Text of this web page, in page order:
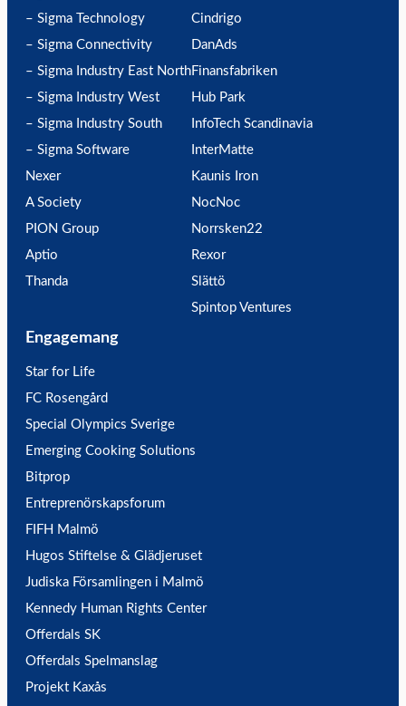
– Sigma Technology
– Sigma Connectivity
– Sigma Industry East North
– Sigma Industry West
– Sigma Industry South
– Sigma Software
Nexer
A Society
PION Group
Aptio
Thanda
Cindrigo
DanAds
Finansfabriken
Hub Park
InfoTech Scandinavia
InterMatte
Kaunis Iron
NocNoc
Norrsken22
Rexor
Slättö
Spintop Ventures
Engagemang
Star for Life
FC Rosengård
Special Olympics Sverige
Emerging Cooking Solutions
Bitprop
Entreprenörskapsforum
FIFH Malmö
Hugos Stiftelse & Glädjeruset
Judiska Församlingen i Malmö
Kennedy Human Rights Center
Offerdals SK
Offerdals Spelmanslag
Projekt Kaxås